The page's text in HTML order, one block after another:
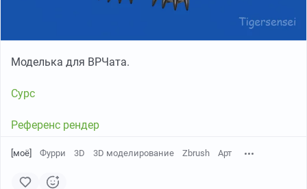
Моделька для ВРЧата.
Сурс
Референс рендер
[моё] Фурри 3D 3D моделирование Zbrush Арт